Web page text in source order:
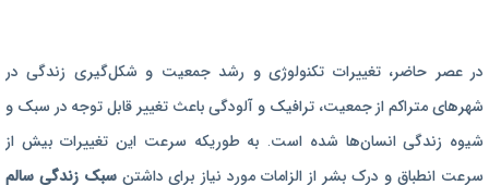
رژیم غذایی بارداری
برنامه رژیم درمانی
برنامه تمرین بدنسازی
در عصر حاضر،‌ تغییرات تکنولوژی و رشد جمعیت و شکل‌گیری زندگی‌ در
شهرهای متراکم از جمعیت، ترافیک و آلودگی باعث تغییر قابل توجه در سبک و
شیوه زندگی انسان‌ها شده است. به طوریکه سرعت این تغییرات بیش از
سرعت انطباق و درک بشر از الزامات مورد نیاز برای داشتنسبک زندگی سالم